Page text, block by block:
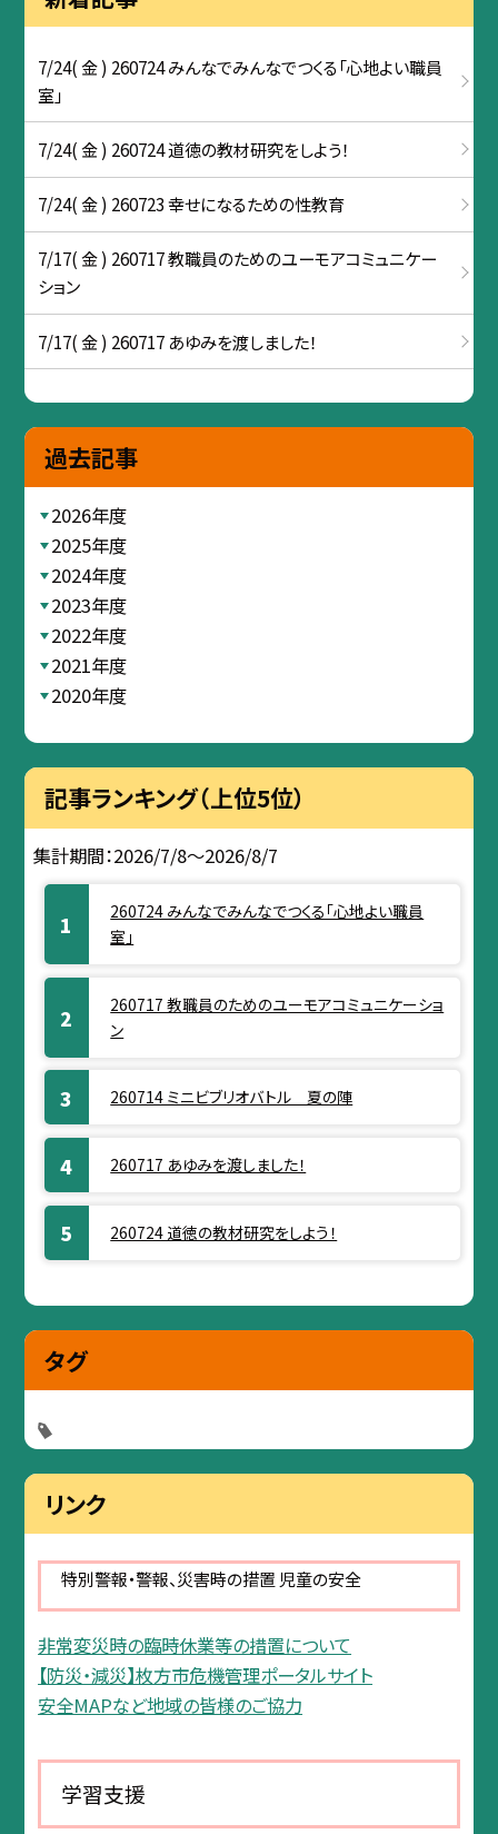
7/24( 金 ) 260724 みんなでみんなでつくる「心地よい職員
室」
7/24( 金 ) 260724 道徳の教材研究をしよう！
7/24( 金 ) 260723 幸せになるための性教育
7/17( 金 ) 260717 教職員のためのユーモアコミュニケー
ション
7/17( 金 ) 260717 あゆみを渡しました！
過去記事
2026年度
2025年度
2024年度
2023年度
2022年度
2021年度
2020年度
記事ランキング（上位5位）
集計期間：2026/7/8～2026/8/7
260724 みんなでみんなでつくる「心地よい職員
室」
260717 教職員のためのユーモアコミュニケーショ
ン
260714 ミニビブリオバトル 夏の陣
260717 あゆみを渡しました！
260724 道徳の教材研究をしよう！
タグ
リンク
特別警報・警報、災害時の措置 児童の安全
非常変災時の臨時休業等の措置について
【防災・減災】枚方市危機管理ポータルサイト
安全MAPなど地域の皆様のご協力
学習支援